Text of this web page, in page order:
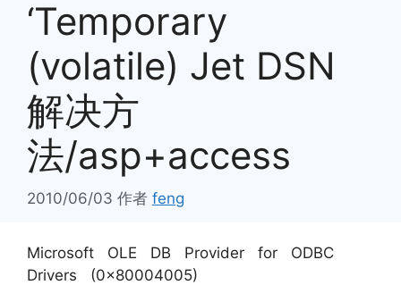
‘Temporary
(volatile) Jet DSN
解决方
法/asp+access
2010/06/03 作者 feng
Microsoft OLE DB Provider for ODBC
Drivers (0x80004005)